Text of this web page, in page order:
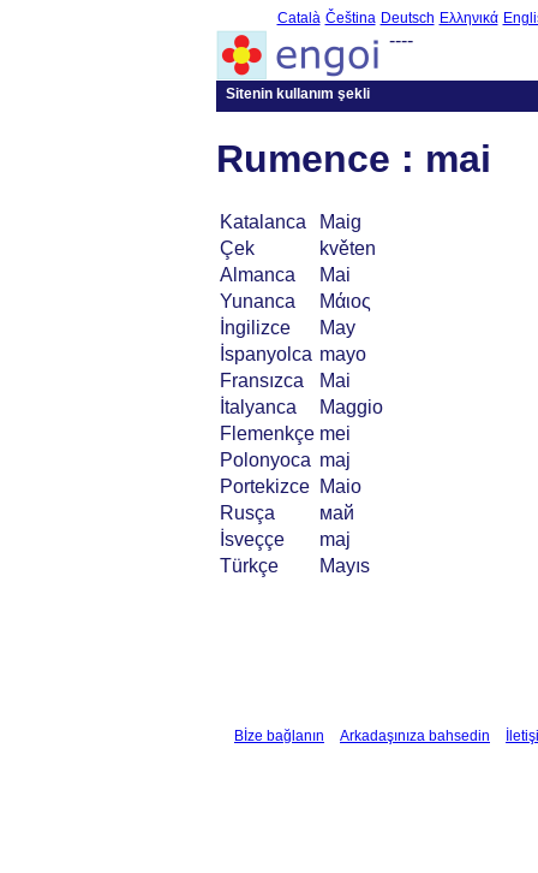
Català Čeština Deutsch Ελληνικά
----
Sitenin kullanım şekli
Rumence : mai
Katalanca
Maig
Çek
květen
Almanca
Mai
Yunanca
Μάιος
İngilizce
May
İspanyolca mayo
Fransızca
Mai
İtalyanca
Maggio
Flemenkçe mei
Polonyoca maj
Portekizce Maio
Rusça
май
İsveççe
maj
Türkçe
Mayıs
Bİze bağlanın Arkadaşınıza bahsedin